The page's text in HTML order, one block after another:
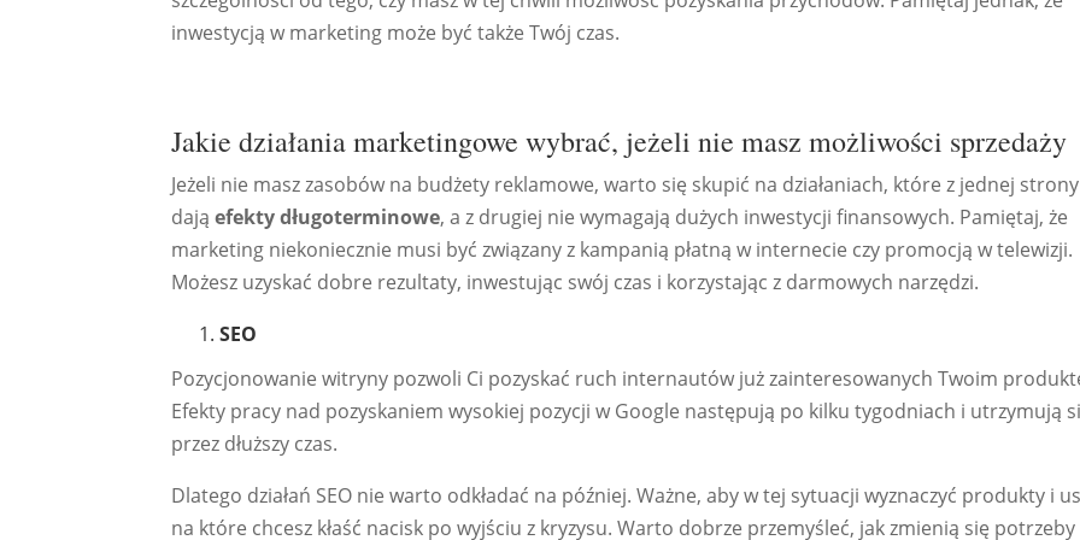
inwestycją w marketing może być także Twój czas.
Jakie działania marketingowe wybrać, jeżeli nie masz możliwości sprzedaży
Jeżeli nie masz zasobów na budżety reklamowe, warto się skupić na działaniach, które z jednej strony
dają efekty długoterminowe, a z drugiej nie wymagają dużych inwestycji finansowych. Pamiętaj, że
marketing niekoniecznie musi być związany z kampanią płatną w internecie czy promocją w telewizji.
Możesz uzyskać dobre rezultaty, inwestując swój czas i korzystając z darmowych narzędzi.
SEO
Pozycjonowanie witryny pozwoli Ci pozyskać ruch internautów już zainteresowanych Twoim
Efekty pracy nad pozyskaniem wysokiej pozycji w Google następują po kilku tygodniach i utrzymują
przez dłuższy czas.
Dlatego działań SEO nie warto odkładać na później. Ważne, aby w tej sytuacji wyznaczyć produkty i
na które chcesz kłaść nacisk po wyjściu z kryzysu. Warto dobrze przemyśleć, jak zmienią się potrzeby